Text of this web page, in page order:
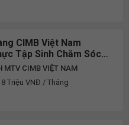
CIMB Việt Nam
Tập Sinh Chăm Sóc
Điện Thoại - Support
Time 2026
MTV CIMB VIỆT NAM
Triệu VNĐ / Tháng